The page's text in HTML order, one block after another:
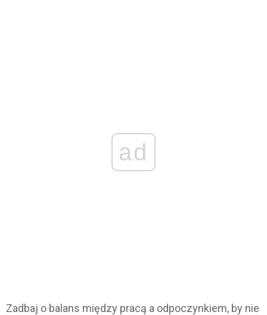
ad
Zadbaj o balans między pracą a odpoczynkiem, by nie